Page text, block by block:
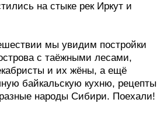
на стыке рек Иркут и
мы увидим постройки
с таёжными лесами,
и их жёны, а ещё
байкальскую кухню, рецепты
народы Сибири. Поехали!